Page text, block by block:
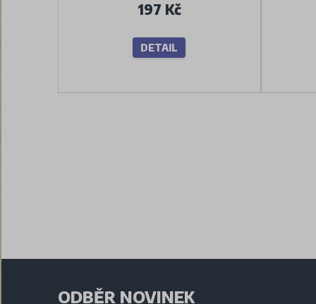
197 Kč
DETAIL
ODBĚR NOVINEK